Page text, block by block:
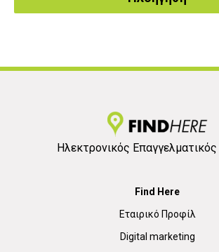
Ηλεκτρονικός
Find Here
Εταιρικό Προφίλ
Digital marketing